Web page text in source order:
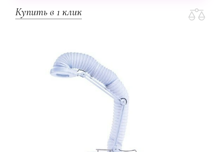
Купить в 1 клик